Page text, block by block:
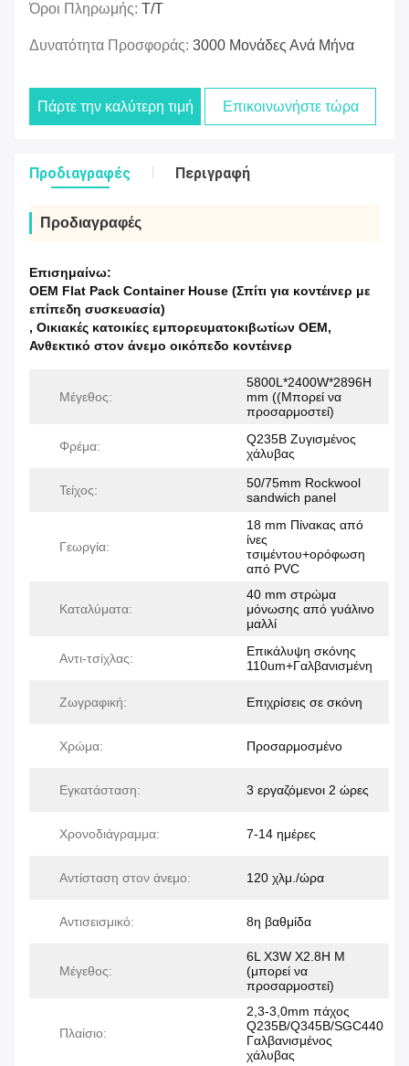
Όροι Πληρωμής: Τ/Τ
Δυνατότητα Προσφοράς: 3000 Μονάδες Ανά Μήνα
Πάρτε την καλύτερη τιμή Επικοινωνήστε τώρα
Προδιαγραφές Περιγραφή
Προδιαγραφές
Επισημαίνω:
OEM Flat Pack Container House (Σπίτι για κοντέινερ με
επίπεδη συσκευασία)
, Οικιακές κατοικίες εμπορευματοκιβωτίων OEM,
Ανθεκτικό στον άνεμο οικόπεδο κοντέινερ
Μέγεθος:
5800L*2400W*2896H
mm ((Μπορεί να
προσαρμοστεί)
Φρέμα:
Q235B Ζυγισμένος
χάλυβας
Τείχος:
50/75mm Rockwool
sandwich panel
Γεωργία:
18 mm Πίνακας από
ίνες
τσιμέντου+ορόφωση
από PVC
Καταλύματα:
40 mm στρώμα
μόνωσης από γυάλινο
μαλλί
Αντι-τσίχλας:
Επικάλυψη σκόνης
110um+Γαλβανισμένη
Ζωγραφική: Επιχρίσεις σε σκόνη
Χρώμα: Προσαρμοσμένο
Εγκατάσταση: 3 εργαζόμενοι 2 ώρες
Χρονοδιάγραμμα: 7-14 ημέρες
Αντίσταση στον άνεμο: 120 χλμ./ώρα
Αντισεισμικό: 8η βαθμίδα
Μέγεθος:
6L X3W X2.8H M
(μπορεί να
προσαρμοστεί)
Πλαίσιο:
2,3-3,0mm πάχος
Q235B/Q345B/SGC440
Γαλβανισμένος
χάλυβας